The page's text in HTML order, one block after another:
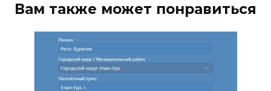
Вам также может понравиться